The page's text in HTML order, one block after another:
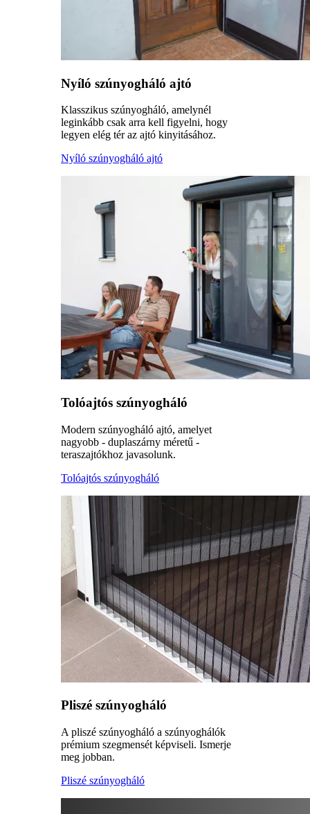
Nyíló szúnyogháló ajtó
Klasszikus szúnyogháló, amelynél
leginkább csak arra kell figyelni, hogy
legyen elég tér az ajtó kinyitásához.
Nyíló szúnyogháló ajtó
Tolóajtós szúnyogháló
Modern szúnyogháló ajtó, amelyet
nagyobb - duplaszárny méretű -
teraszajtókhoz javasolunk.
Tolóajtós szúnyogháló
Pliszé szúnyogháló
A pliszé szúnyogháló a szúnyoghálók
prémium szegmensét képviseli. Ismerje
meg jobban.
Pliszé szúnyogháló